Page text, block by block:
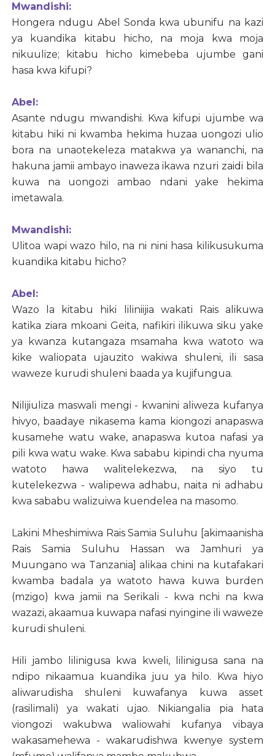
Mwandishi:
Hongera ndugu Abel Sonda kwa ubunifu na kazi
ya kuandika kitabu hicho, na moja kwa moja
nikuulize; kitabu hicho kimebeba ujumbe gani
hasa kwa kifupi?
Abel:
Asante ndugu mwandishi. Kwa kifupi ujumbe wa
kitabu hiki ni kwamba hekima huzaa uongozi ulio
bora na unaotekeleza matakwa ya wananchi, na
hakuna jamii ambayo inaweza ikawa nzuri zaidi bila
kuwa na uongozi ambao ndani yake hekima
imetawala.
Mwandishi:
Ulitoa wapi wazo hilo, na ni nini hasa kilikusukuma
kuandika kitabu hicho?
Abel:
Wazo la kitabu hiki liliniijia wakati Rais alikuwa
katika ziara mkoani Geita, nafikiri ilikuwa siku yake
ya kwanza kutangaza msamaha kwa watoto wa
kike waliopata ujauzito wakiwa shuleni, ili sasa
waweze kurudi shuleni baada ya kujifungua.
Nilijiuliza maswali mengi - kwanini aliweza kufanya
hivyo, baadaye nikasema kama kiongozi anapaswa
kusamehe watu wake, anapaswa kutoa nafasi ya
pili kwa watu wake. Kwa sababu kipindi cha nyuma
watoto hawa walitelekezwa, na siyo tu
kutelekezwa - walipewa adhabu, naita ni adhabu
kwa sababu walizuiwa kuendelea na masomo.
Lakini Mheshimiwa Rais Samia Suluhu [akimaanisha
Rais Samia Suluhu Hassan wa Jamhuri ya
Muungano wa Tanzania] alikaa chini na kutafakari
kwamba badala ya watoto hawa kuwa burden
(mzigo) kwa jamii na Serikali - kwa nchi na kwa
wazazi, akaamua kuwapa nafasi nyingine ili waweze
kurudi shuleni.
Hili jambo lilinigusa kwa kweli, lilinigusa sana na
ndipo nikaamua kuandika juu ya hilo. Kwa hiyo
aliwarudisha shuleni kuwafanya kuwa asset
(rasilimali) ya wakati ujao. Nikiangalia pia hata
viongozi wakubwa waliowahi kufanya vibaya
wakasamehewa - wakarudishwa kwenye system